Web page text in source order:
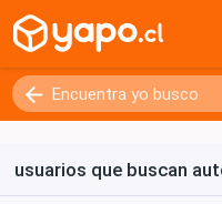
usuarios que buscan
Kilómetros